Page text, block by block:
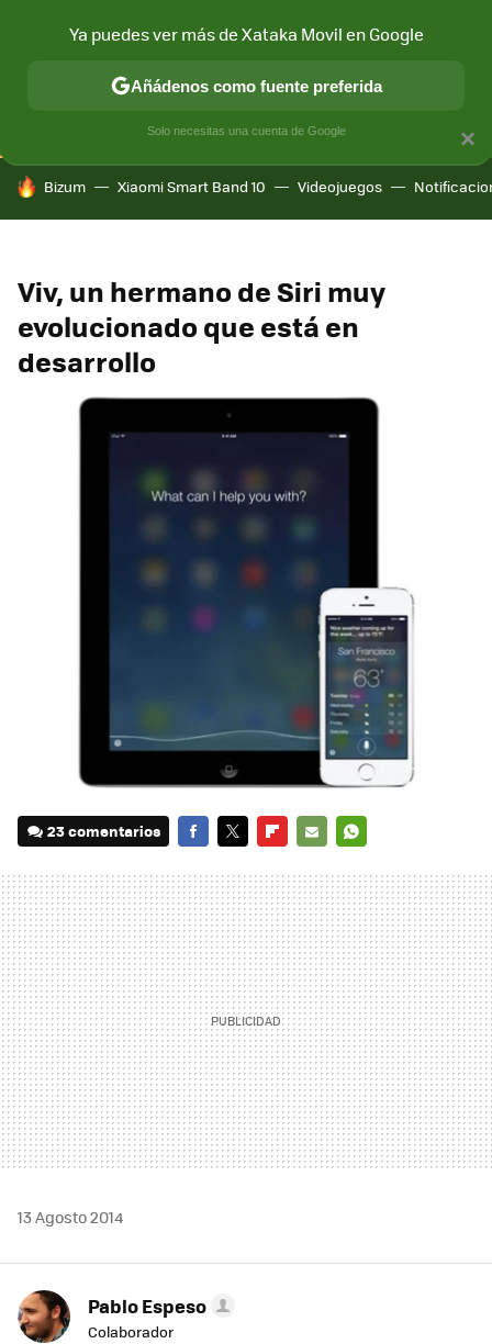
CONECTIVIDAD MÓVIL Y SOCIEDAD APLICACIONES
HOY SE HABLA DE
Bizum Xiaomi Smart Band 10 Videojuegos
Viv, un hermano de Siri muy
evolucionado que está en
desarrollo
23 comentarios
MAIL
13 Agosto 2014
Pablo Espeso
Colaborador
×
Ya puedes ver más de Xataka Movil en Google
Añádenos como fuente preferida
Solo necesitas una cuenta de Google